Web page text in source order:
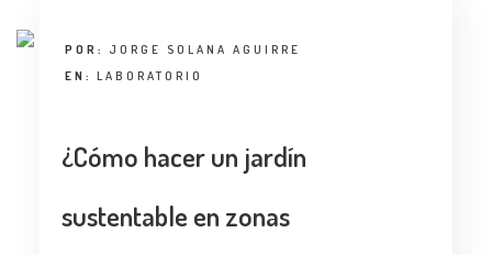
POR: JORGE SOLANA AGUIRRE
EN: LABORATORIO
¿Cómo hacer un jardín
sustentable en zonas